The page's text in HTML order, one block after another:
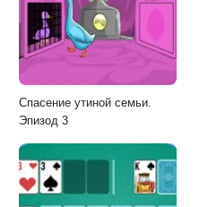
Спасение утиной семьи.
Эпизод 3